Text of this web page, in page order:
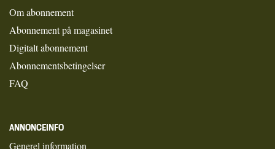
Om abonnement
Abonnement på magasinet
Digitalt abonnement
Abonnementsbetingelser
FAQ
ANNONCEINFO
Generel information